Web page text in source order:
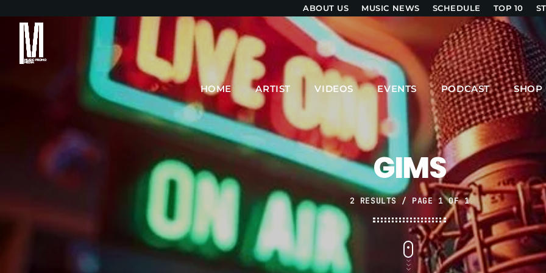
ABOUT US MUSIC NEWS SCHEDULE TOP 10
HOME ARTIST VIDEOS EVENTS PODCAST
UPCOMING SHOWS
COMPAS / AFRO ON TOP
3:00 PM - 6:00 PM
ZOUK LOVERS
6:00 PM - 8:00 PM
SHOW ONE LIVE
8:00 PM - 9:00 PM
GIMS
2 RESULTS / PAGE 1 OF 1